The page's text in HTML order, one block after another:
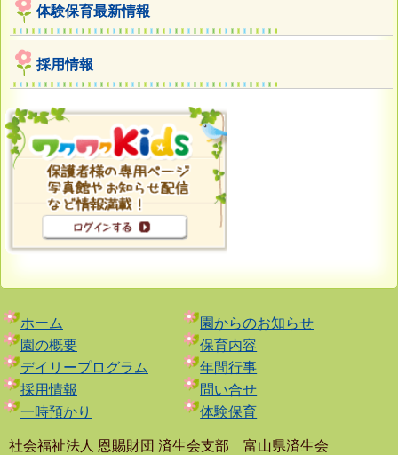
体験保育最新情報
採用情報
ホーム
園からのお知らせ
園の概要
保育内容
デイリープログラム
年間行事
採用情報
問い合せ
一時預かり
体験保育
社会福祉法人 恩賜財団 済生会支部 富山県済生会